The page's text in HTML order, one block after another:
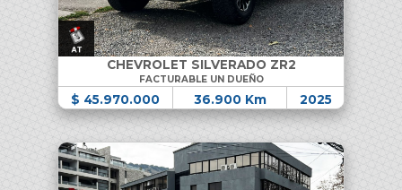
CHEVROLET SILVERADO ZR2
FACTURABLE UN DUEÑO
$ 45.970.000 36.900 Km 2025